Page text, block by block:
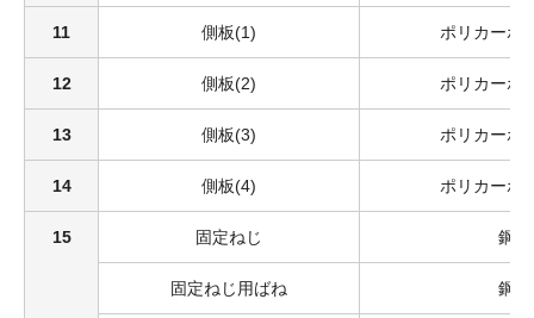
11 側板(1) ポリカーボ
12 側板(2) ポリカーボ
13 側板(3) ポリカーボ
14 側板(4) ポリカーボ
15 固定ねじ 鋼
固定ねじ用ばね 鋼